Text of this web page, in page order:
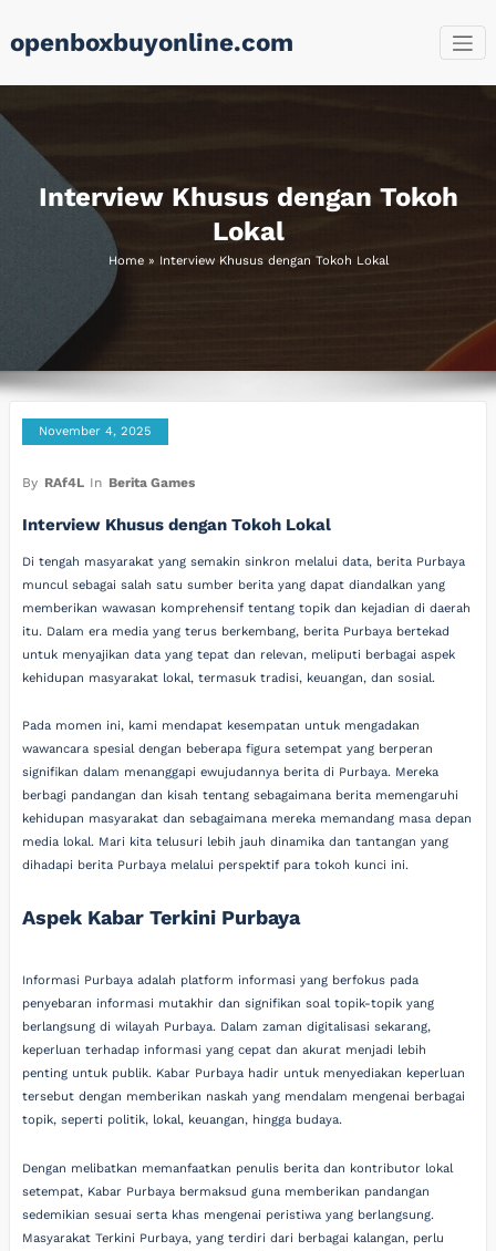
content
openboxbuyonline.com
Interview Khusus dengan Tokoh
Lokal
Home» Interview Khusus dengan Tokoh Lokal
November 4, 2025
By RAf4L In Berita Games
Interview Khusus dengan Tokoh Lokal
Di tengah masyarakat yang semakin sinkron melalui data, berita Purbaya
muncul sebagai salah satu sumber berita yang dapat diandalkan yang
memberikan wawasan komprehensif tentang topik dan kejadian di daerah
itu. Dalam era media yang terus berkembang, berita Purbaya bertekad
untuk menyajikan data yang tepat dan relevan, meliputi berbagai aspek
kehidupan masyarakat lokal, termasuk tradisi, keuangan, dan sosial.
Pada momen ini, kami mendapat kesempatan untuk mengadakan
wawancara spesial dengan beberapa figura setempat yang berperan
signifikan dalam menanggapi ewujudannya berita di Purbaya. Mereka
berbagi pandangan dan kisah tentang sebagaimana berita memengaruhi
kehidupan masyarakat dan sebagaimana mereka memandang masa depan
media lokal. Mari kita telusuri lebih jauh dinamika dan tantangan yang
dihadapi berita Purbaya melalui perspektif para tokoh kunci ini.
Aspek Kabar Terkini Purbaya
Informasi Purbaya adalah platform informasi yang berfokus pada
penyebaran informasi mutakhir dan signifikan soal topik-topik yang
berlangsung di wilayah Purbaya. Dalam zaman digitalisasi sekarang,
keperluan terhadap informasi yang cepat dan akurat menjadi lebih
penting untuk publik. Kabar Purbaya hadir untuk menyediakan keperluan
tersebut dengan memberikan naskah yang mendalam mengenai berbagai
topik, seperti politik, lokal, keuangan, hingga budaya.
Dengan melibatkan memanfaatkan penulis berita dan kontributor lokal
setempat, Kabar Purbaya bermaksud guna memberikan pandangan
sedemikian sesuai serta khas mengenai peristiwa yang berlangsung.
Masyarakat Terkini Purbaya, yang terdiri dari berbagai kalangan, perlu